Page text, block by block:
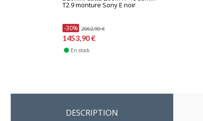
T2.9 monture Sony E noir
-30% 2062,90 €
1453,90 €
En stock
DESCRIPTION